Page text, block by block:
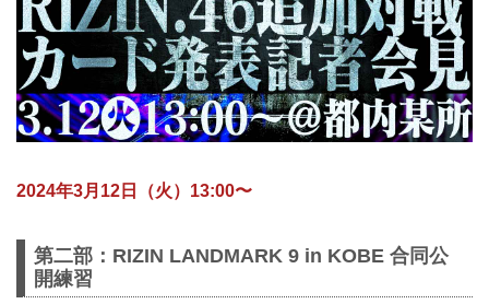
2024年3月12日（火）13:00〜
第二部：RIZIN LANDMARK 9 in KOBE 合同公
開練習